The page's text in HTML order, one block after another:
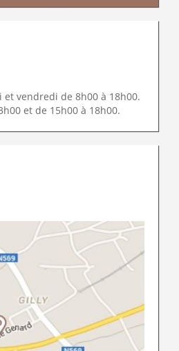
vendredi de 8h00 à 18h00.
et de 15h00 à 18h00.